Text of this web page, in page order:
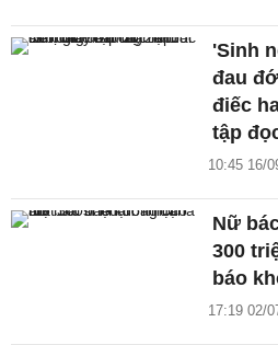
'Sinh
đau
điếc
tập
10:45 16/
Nữ
300
báo
17:19 02/